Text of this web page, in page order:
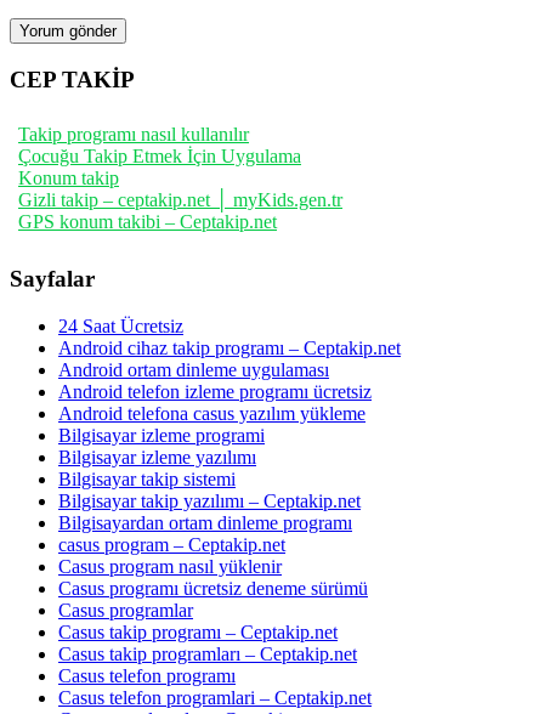
CEP TAKİP
Takip programı nasıl kullanılır
Çocuğu Takip Etmek İçin Uygulama
Konum takip
Gizli takip – ceptakip.net │ myKids.gen.tr
GPS konum takibi – Ceptakip.net
Sayfalar
24 Saat Ücretsiz
Android cihaz takip programı – Ceptakip.net
Android ortam dinleme uygulaması
Android telefon izleme programı ücretsiz
Android telefona casus yazılım yükleme
Bilgisayar izleme programi
Bilgisayar izleme yazılımı
Bilgisayar takip sistemi
Bilgisayar takip yazılımı – Ceptakip.net
Bilgisayardan ortam dinleme programı
casus program – Ceptakip.net
Casus program nasıl yüklenir
Casus programı ücretsiz deneme sürümü
Casus programlar
Casus takip programı – Ceptakip.net
Casus takip programları – Ceptakip.net
Casus telefon programı
Casus telefon programlari – Ceptakip.net